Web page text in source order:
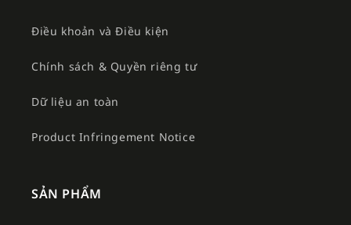
Điều khoản và Điều kiện
Chính sách & Quyền riêng tư
Dữ liệu an toàn
Product Infringement Notice
SẢN PHẨM